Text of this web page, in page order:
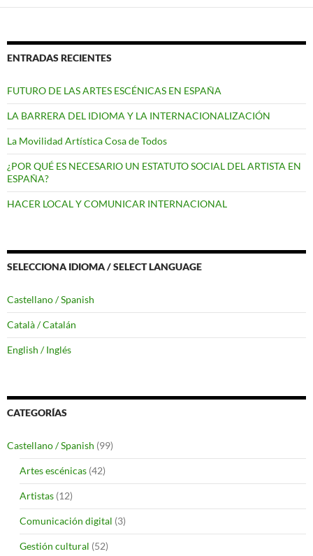
ENTRADAS RECIENTES
FUTURO DE LAS ARTES ESCÉNICAS EN ESPAÑA
LA BARRERA DEL IDIOMA Y LA INTERNACIONALIZACIÓN
La Movilidad Artística Cosa de Todos
¿POR QUÉ ES NECESARIO UN ESTATUTO SOCIAL DEL ARTISTA EN
ESPAÑA?
HACER LOCAL Y COMUNICAR INTERNACIONAL
SELECCIONA IDIOMA / SELECT LANGUAGE
Castellano / Spanish
Català / Catalán
English / Inglés
CATEGORÍAS
Castellano / Spanish (99)
Artes escénicas (42)
Artistas (12)
Comunicación digital (3)
Gestión cultural (52)